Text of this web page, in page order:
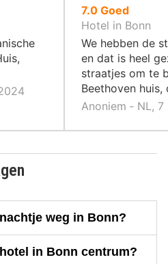
7.0uit
10
Goed
Hotel in Bonn
We hebben de
en dat is heel
straatjes om te
Beethoven huis,
Anoniem ‐ NL,
weg in Bonn?
in Bonn centrum?